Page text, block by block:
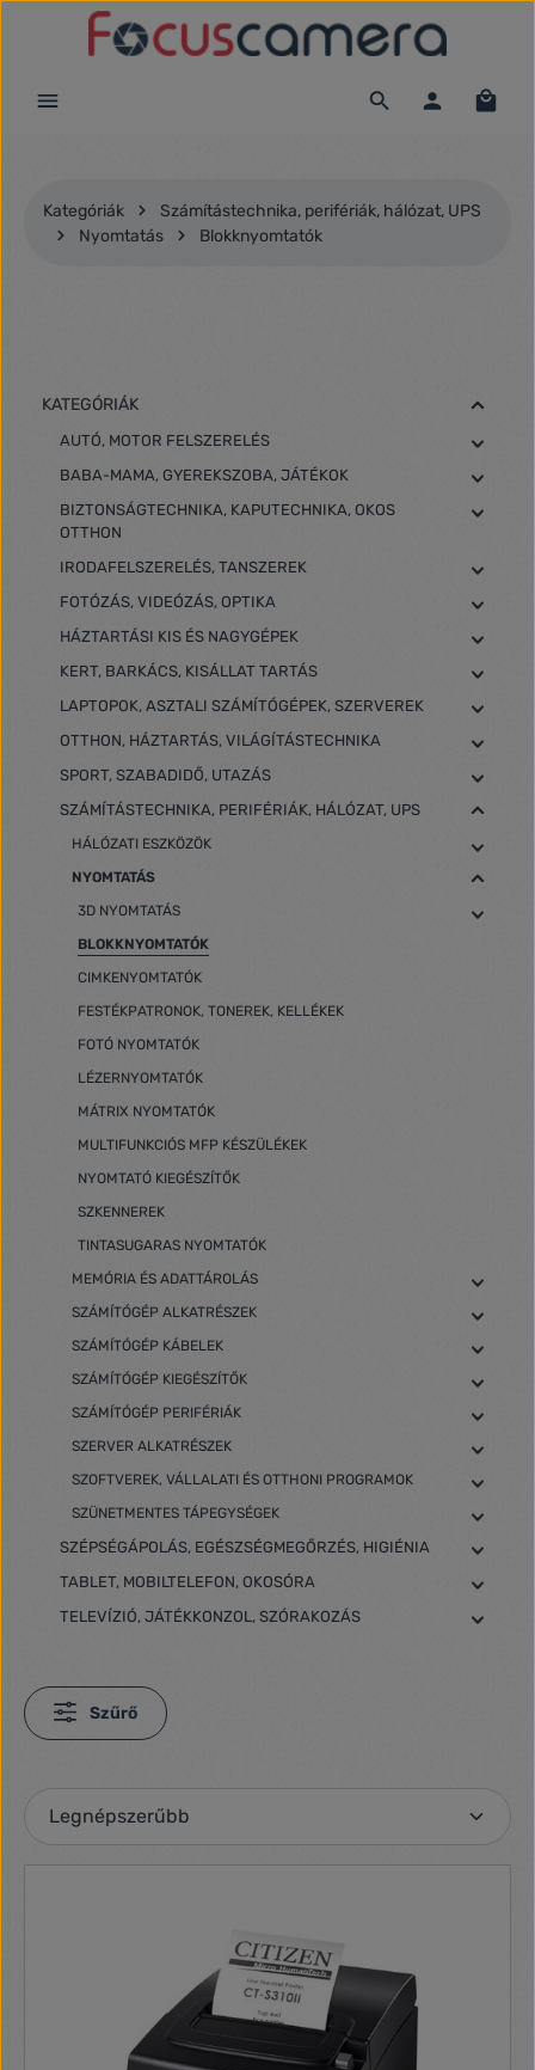
Ugrás a fő tartalomra
Kategóriák
Számítástechnika, perifériák, hálózat, UPS
Nyomtatás
Blokknyomtatók
KATEGÓRIÁK
AUTÓ, MOTOR FELSZERELÉS
BABA-MAMA, GYEREKSZOBA, JÁTÉKOK
BIZTONSÁGTECHNIKA, KAPUTECHNIKA, OKOS
OTTHON
IRODAFELSZERELÉS, TANSZEREK
FOTÓZÁS, VIDEÓZÁS, OPTIKA
HÁZTARTÁSI KIS ÉS NAGYGÉPEK
KERT, BARKÁCS, KISÁLLAT TARTÁS
LAPTOPOK, ASZTALI SZÁMÍTÓGÉPEK, SZERVEREK
OTTHON, HÁZTARTÁS, VILÁGÍTÁSTECHNIKA
SPORT, SZABADIDŐ, UTAZÁS
SZÁMÍTÁSTECHNIKA, PERIFÉRIÁK, HÁLÓZAT, UPS
HÁLÓZATI ESZKÖZÖK
NYOMTATÁS
3D NYOMTATÁS
BLOKKNYOMTATÓK
CIMKENYOMTATÓK
FESTÉKPATRONOK, TONEREK, KELLÉKEK
FOTÓ NYOMTATÓK
LÉZERNYOMTATÓK
MÁTRIX NYOMTATÓK
MULTIFUNKCIÓS MFP KÉSZÜLÉKEK
NYOMTATÓ KIEGÉSZÍTŐK
SZKENNEREK
TINTASUGARAS NYOMTATÓK
MEMÓRIA ÉS ADATTÁROLÁS
SZÁMÍTÓGÉP ALKATRÉSZEK
SZÁMÍTÓGÉP KÁBELEK
SZÁMÍTÓGÉP KIEGÉSZÍTŐK
SZÁMÍTÓGÉP PERIFÉRIÁK
SZERVER ALKATRÉSZEK
SZOFTVEREK, VÁLLALATI ÉS OTTHONI PROGRAMOK
SZÜNETMENTES TÁPEGYSÉGEK
SZÉPSÉGÁPOLÁS, EGÉSZSÉGMEGŐRZÉS, HIGIÉNIA
TABLET, MOBILTELEFON, OKOSÓRA
TELEVÍZIÓ, JÁTÉKKONZOL, SZÓRAKOZÁS
Szűrő